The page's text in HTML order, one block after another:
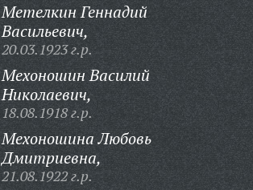
Метелкин Геннадий
Васильевич,
20.03.1923 г.р.
Мехоношин Василий
Николаевич,
18.08.1918 г.р.
Мехоношина Любовь
Дмитриевна,
21.08.1922 г.р.